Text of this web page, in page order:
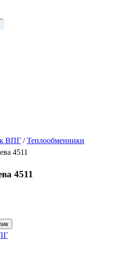
к ВПГ /Теплообменники
4511
4511